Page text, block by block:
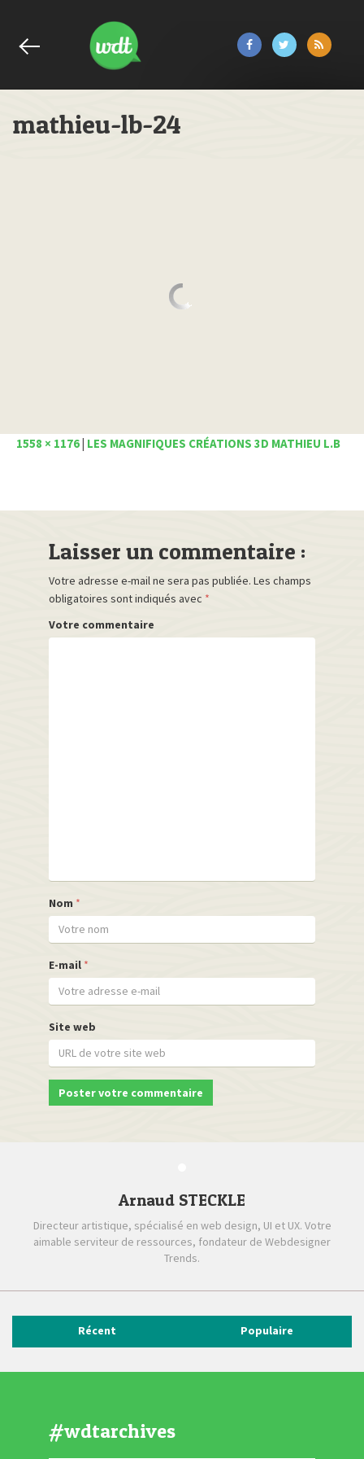
mathieu-lb-24
1558 × 1176| LES MAGNIFIQUES CRÉATIONS 3D MATHIEU L.B
Laisser un commentaire :
Votre adresse e-mail ne sera pas publiée. Les champs
obligatoires sont indiqués avec *
Votre commentaire
Nom *
E-mail *
Site web
Arnaud STECKLE
Directeur artistique, spécialisé en web design, UI et UX. Votre
aimable serviteur de ressources, fondateur de Webdesigner
Trends.
Récent Populaire
#wdtarchives